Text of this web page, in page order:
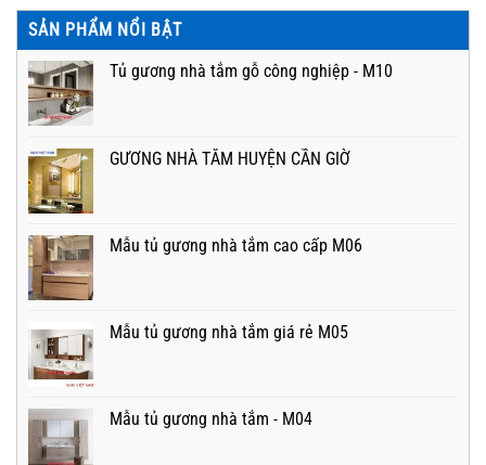
SẢN PHẨM NỔI BẬT
Tủ gương nhà tắm gỗ công nghiệp - M10
GƯƠNG NHÀ TẮM HUYỆN CẦN GIỜ
Mẫu tủ gương nhà tắm cao cấp M06
Mẫu tủ gương nhà tắm giá rẻ M05
Mẫu tủ gương nhà tắm - M04